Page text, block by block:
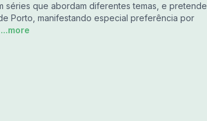
séries que abordam diferentes temas, e pretende
Porto, manifestando especial preferência por
...more